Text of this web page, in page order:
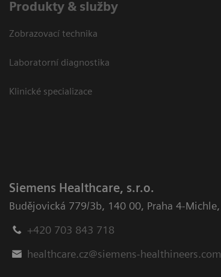
Produkty & služby
Zobrazovací technika
Laboratorní diagnostika
Klinické specializace
Siemens Healthcare, s.r.o.
Budějovická 779/3b, 140 00, Praha 4-Michle,
+420 703 843 718
healthcare.cz@siemens-healthineers.com